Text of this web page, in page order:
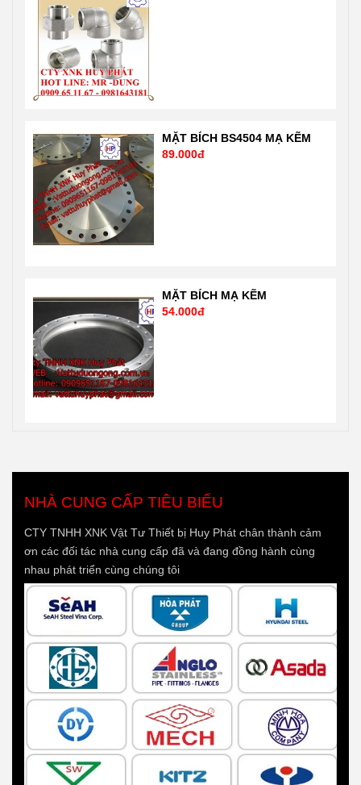
0981 64 31 81
Email:
Vattuhuyphat@gmail.com
Web:
vatuduongong.com.vn
MẶT BÍCH BS4504 MẠ KẼM
89.000đ
MẶT BÍCH MẠ KẼM
54.000đ
NHÀ CUNG CẤP TIÊU BIỂU
CTY TNHH XNK Vật Tư Thiết bị Huy Phát chân thành cảm
ơn các đối tác nhà cung cấp đã và đang đồng hành cùng
nhau phát triển cùng chúng tôi